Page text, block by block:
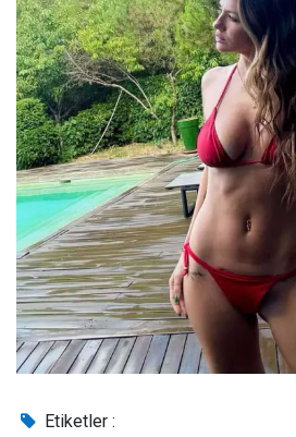
Etiketler :